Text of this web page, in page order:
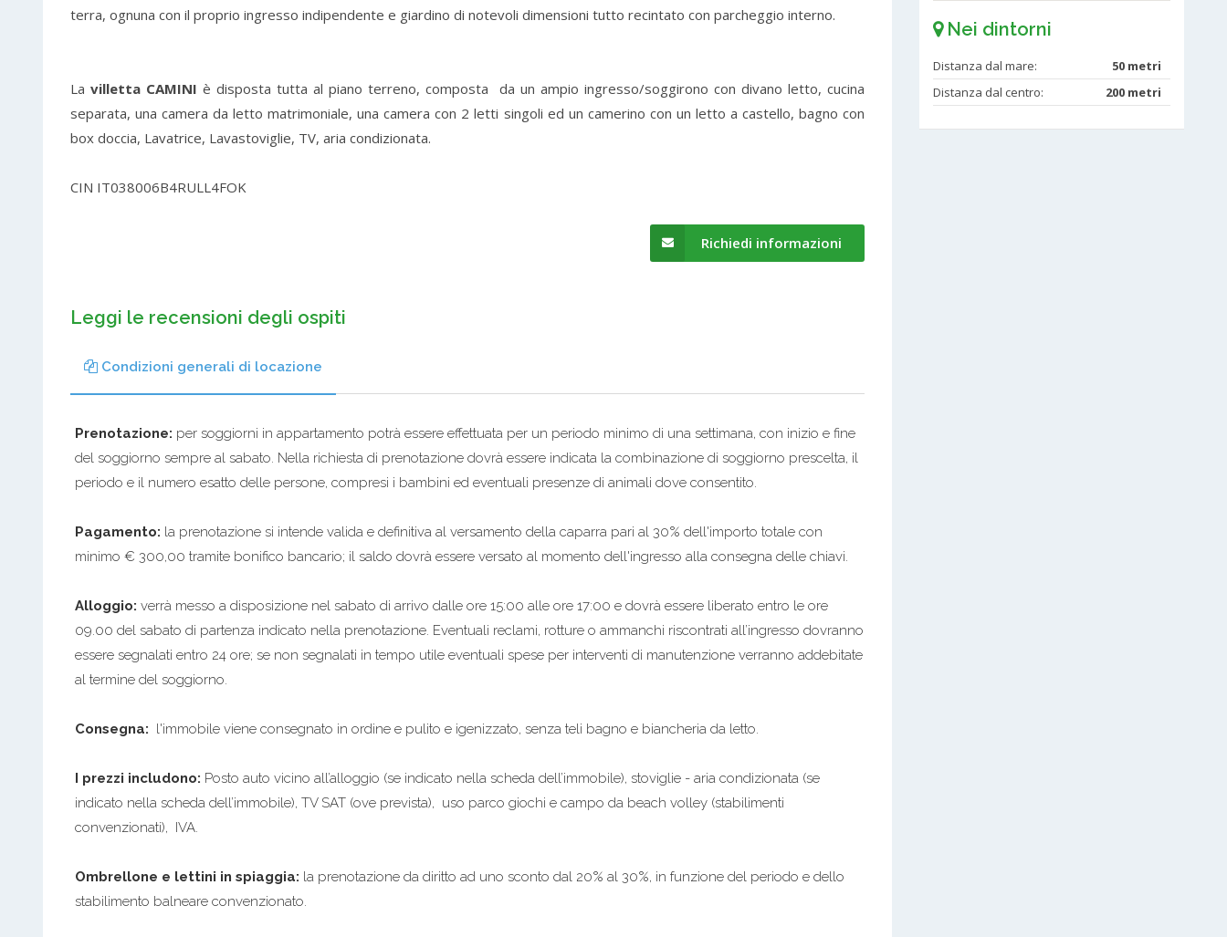
terra, ognuna con il proprio ingresso indipendente e giardino di notevoli dimensioni tutto recintato con parcheggio interno.
La villetta CAMINI è disposta tutta al piano terreno, composta da un ampio ingresso/soggirono con divano letto, cucina
separata, una camera da letto matrimoniale, una camera con 2 letti singoli ed un camerino con un letto a castello, bagno con
box doccia, Lavatrice, Lavastoviglie, TV, aria condizionata.
CIN IT038006B4RULL4FOK
Richiedi informazioni
Leggi le recensioni degli ospiti
Condizioni generali di locazione
Prenotazione: per soggiorni in appartamento potrà essere effettuata per un periodo minimo di una settimana, con inizio e fine
del soggiorno sempre al sabato. Nella richiesta di prenotazione dovrà essere indicata la combinazione di soggiorno prescelta, il
periodo e il numero esatto delle persone, compresi i bambini ed eventuali presenze di animali dove consentito.
Pagamento: la prenotazione si intende valida e definitiva al versamento della caparra pari al 30% dell'importo totale con
minimo € 300,00 tramite bonifico bancario; il saldo dovrà essere versato al momento dell'ingresso alla consegna delle chiavi.
Alloggio: verrà messo a disposizione nel sabato di arrivo dalle ore 15:00 alle ore 17:00 e dovrà essere liberato entro le ore
09.00 del sabato di partenza indicato nella prenotazione. Eventuali reclami, rotture o ammanchi riscontrati all’ingresso dovranno
essere segnalati entro 24 ore; se non segnalati in tempo utile eventuali spese per interventi di manutenzione verranno addebitate
al termine del soggiorno.
Consegna: l'immobile viene consegnato in ordine e pulito e igenizzato, senza teli bagno e biancheria da letto.
I prezzi includono: Posto auto vicino all’alloggio (se indicato nella scheda dell’immobile), stoviglie - aria condizionata (se
indicato nella scheda dell’immobile), TV SAT (ove prevista), uso parco giochi e campo da beach volley (stabilimenti
convenzionati), IVA.
Ombrellone e lettini in spiaggia: la prenotazione da diritto ad uno sconto dal 20% al 30%, in funzione del periodo e dello
stabilimento balneare convenzionato.
Nei dintorni
Distanza dal mare:
50 metri
Distanza dal centro:
200 metri